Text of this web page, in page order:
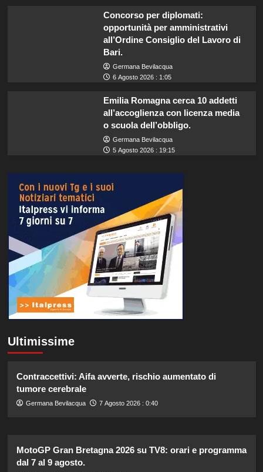
Concorso per diplomati:
opportunità per amministrativi
all’Ordine Consiglio del Lavoro di
Bari.
Germana Bevilacqua
6 Agosto 2026 : 1:05
Emilia Romagna cerca 10 addetti
all’accoglienza con licenza media
o scuola dell’obbligo.
Germana Bevilacqua
5 Agosto 2026 : 19:15
Ultimissime
Contraccettivi: Aifa avverte, rischio aumentato di
tumore cerebrale
Germana Bevilacqua 7 Agosto 2026 : 0:40
MotoGP Gran Bretagna 2026 su TV8: orari e programma
dal 7 al 9 agosto.